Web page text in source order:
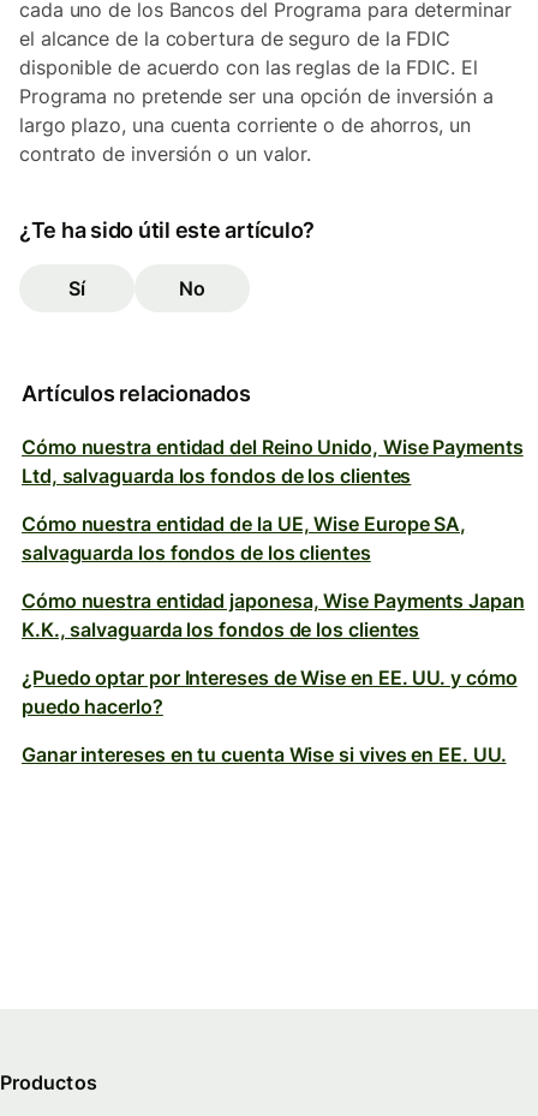
cada uno de los Bancos del Programa para determinar
el alcance de la cobertura de seguro de la FDIC
disponible de acuerdo con las reglas de la FDIC. El
Programa no pretende ser una opción de inversión a
largo plazo, una cuenta corriente o de ahorros, un
contrato de inversión o un valor.
¿Te ha sido útil este artículo?
Sí No
Artículos relacionados
Cómo nuestra entidad del Reino Unido, Wise Payments
Ltd, salvaguarda los fondos de los clientes
Cómo nuestra entidad de la UE, Wise Europe SA,
salvaguarda los fondos de los clientes
Cómo nuestra entidad japonesa, Wise Payments Japan
K.K., salvaguarda los fondos de los clientes
¿Puedo optar por Intereses de Wise en EE. UU. y cómo
puedo hacerlo?
Ganar intereses en tu cuenta Wise si vives en EE. UU.
Productos